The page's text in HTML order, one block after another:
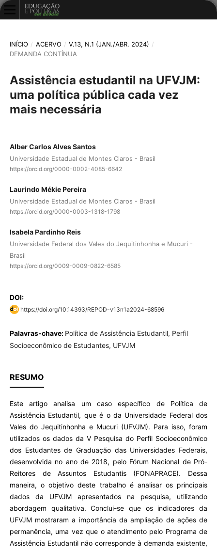
INÍCIO / ACERVO / V.13, N.1 (JAN./ABR. 2024) /
DEMANDA CONTÍNUA
Assistência estudantil na UFVJM:
uma política pública cada vez
mais necessária
Alber Carlos Alves Santos
Universidade Estadual de Montes Claros - Brasil
https://orcid.org/0000-0002-4085-6642
Laurindo Mékie Pereira
Universidade Estadual de Montes Claros - Brasil
https://orcid.org/0000-0003-1318-1798
Isabela Pardinho Reis
Universidade Federal dos Vales do Jequitinhonha e Mucuri -
Brasil
https://orcid.org/0009-0009-0822-6585
DOI:
https://doi.org/10.14393/REPOD-v13n1a2024-68596
Palavras-chave: Política de Assistência Estudantil, Perfil
Socioeconômico de Estudantes, UFVJM
RESUMO
Este artigo analisa um caso específico de Política de
Assistência Estudantil, que é o da Universidade Federal dos
Vales do Jequitinhonha e Mucuri (UFVJM). Para isso, foram
utilizados os dados da V Pesquisa do Perfil Socioeconômico
dos Estudantes de Graduação das Universidades Federais,
desenvolvida no ano de 2018, pelo Fórum Nacional de Pró-
Reitores de Assuntos Estudantis (FONAPRACE). Dessa
maneira, o objetivo deste trabalho é analisar os principais
dados da UFVJM apresentados na pesquisa, utilizando
abordagem qualitativa. Conclui-se que os indicadores da
UFVJM mostraram a importância da ampliação de ações de
permanência, uma vez que o atendimento pelo Programa de
Assistência Estudantil não corresponde à demanda existente,